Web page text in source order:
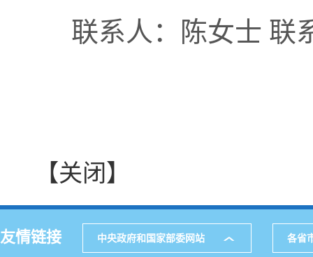
联系人：陈女士 联
【关闭】
友情链接 中央政府和国家部委网站 各省